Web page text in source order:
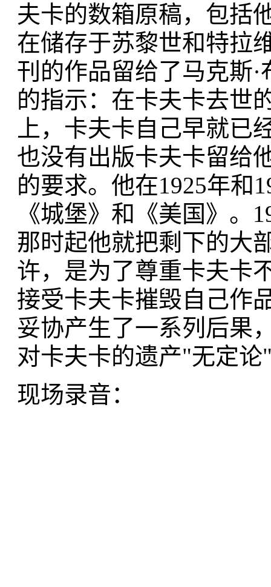
夫卡的数箱原稿，包括
在储存于苏黎世和特拉
刊的作品留给了马克斯
的指示：在卡夫卡去世
上，卡夫卡自己早就已
也没有出版卡夫卡留给
的要求。他在1925年和
《城堡》和《美国》。
那时起他就把剩下的大
许，是为了尊重卡夫卡
接受卡夫卡摧毁自己作
妥协产生了一系列后果
对卡夫卡的遗产"无定论
现场录音：